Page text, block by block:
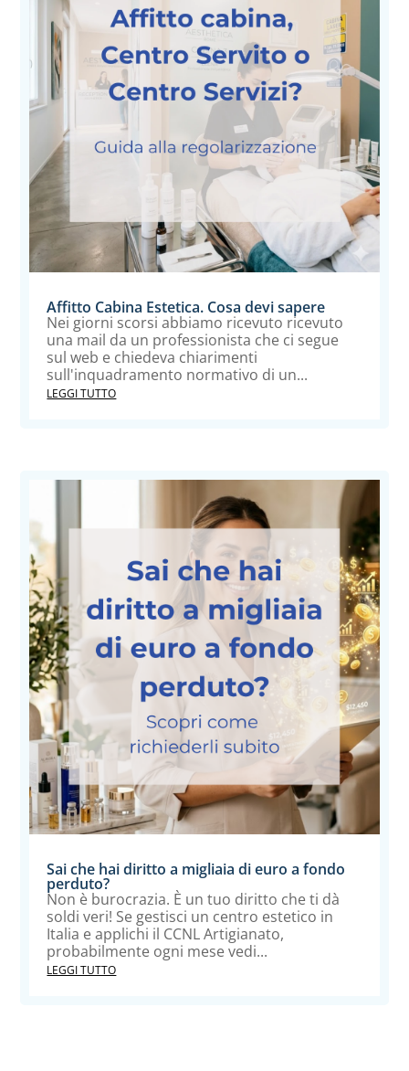
Affitto Cabina Estetica. Cosa devi sapere
Nei giorni scorsi abbiamo ricevuto ricevuto
una mail da un professionista che ci segue
sul web e chiedeva chiarimenti
sull'inquadramento normativo di un...
LEGGI TUTTO
Sai che hai diritto a migliaia di euro a fondo
perduto?
Non è burocrazia. È un tuo diritto che ti dà
soldi veri! Se gestisci un centro estetico in
Italia e applichi il CCNL Artigianato,
probabilmente ogni mese vedi...
LEGGI TUTTO